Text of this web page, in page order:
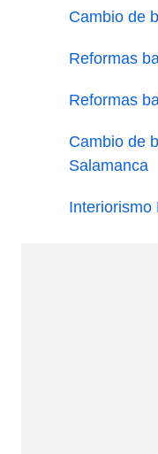
Cambio de
Reformas
Reformas
Cambio de
Salamanca
Interiorismo